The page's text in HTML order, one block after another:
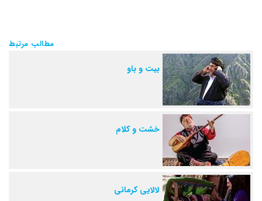
مطالب مرتبط
بیت و باو
خشت و کلام
لالایی کرمانی